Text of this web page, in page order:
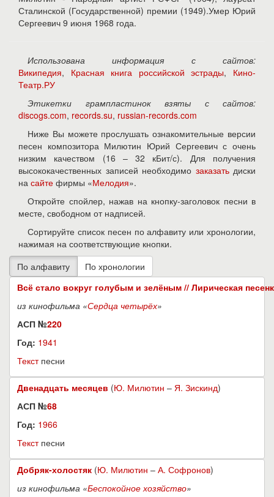
Сталинской (Государственной) премии (1949).Умер Юрий
Сергеевич 9 июня 1968 года.
Использована информация с сайтов:
Википедия, Красная книга российской эстрады, Кино-
Театр.РУ
Этикетки грампластинок взяты с сайтов:
discogs.com, records.su, russian-records.com
Ниже Вы можете прослушать ознакомительные версии
песен композитора Милютин Юрий Сергеевич с очень
низким качеством (16 – 32 кБит/с). Для получения
высококачественных записей необходимо заказатьдиски
на сайте фирмы «Мелодия».
Откройте спойлер, нажав на кнопку-заголовок песни в
месте, свободном от надписей.
Сортируйте список песен по алфавиту или хронологии,
нажимая на соответствующие кнопки.
Всё стало вокруг голубым и зелёным // Лирическая
из кинофильма «Сердца четырёх»
АСП №220
Год: 1941
Текстпесни
Двенадцать месяцев (Ю. Милютин – Я. Зискинд)
АСП №68
Год: 1966
Текстпесни
Добряк-холостяк (Ю. Милютин – А. Софронов)
из кинофильма «Беспокойное хозяйство»